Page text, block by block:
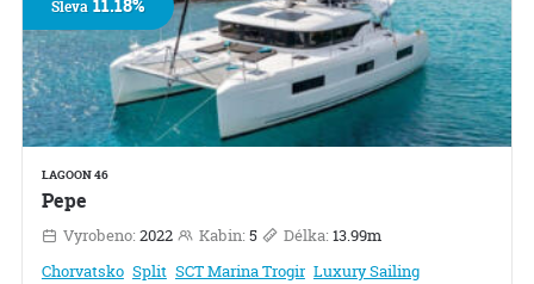
LAGOON 46
Pepe
Vyrobeno: 2022 Kabin: 5 Délka: 13.99m
Chorvatsko Split SCT Marina Trogir Luxury Sailing
Sleva11.18%